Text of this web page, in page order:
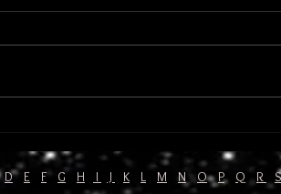
D E F G H I J K L M N O P Q R S